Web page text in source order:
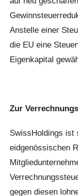
Anstelle einer
die EU eine
Eigenkapital
Zur
SwissHoldings ist
eidgenössischen
gegen diesen